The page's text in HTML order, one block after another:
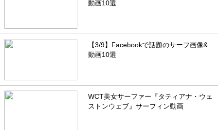
動画10選
【3/9】Facebookで話題のサーフ画像&
動画10選
WCT美女サーファー『タティアナ・ウェ
ストンウェブ』サーフィン動画